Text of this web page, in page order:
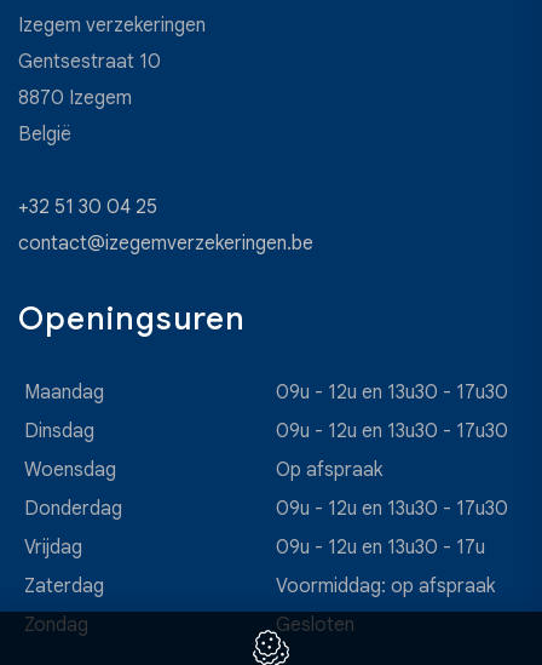
Izegem verzekeringen
Gentsestraat 10
8870 Izegem
België
+32 51 30 04 25
contact@izegemverzekeringen.be
Openingsuren
Maandag
09u - 12u en 13u30 - 17u30
Dinsdag
09u - 12u en 13u30 - 17u30
Woensdag
Op afspraak
Donderdag
09u - 12u en 13u30 - 17u30
Vrijdag
09u - 12u en 13u30 - 17u
Zaterdag
Voormiddag: op afspraak
Zondag
Gesloten